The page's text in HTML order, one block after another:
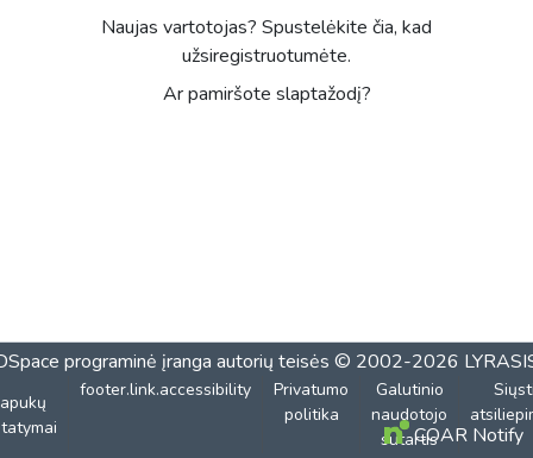
Naujas vartotojas? Spustelėkite čia, kad
užsiregistruotumėte.
Ar pamiršote slaptažodį?
programinė įranga autorių teisės © 2002-2026
footer.link.accessibility
Privatumo
politika
Galutinio
naudotojo
sutartisCOAR Notify